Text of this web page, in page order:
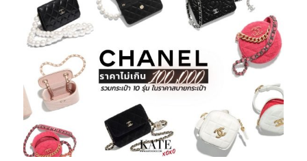
id="attachment_34514" align="aligncenter"...